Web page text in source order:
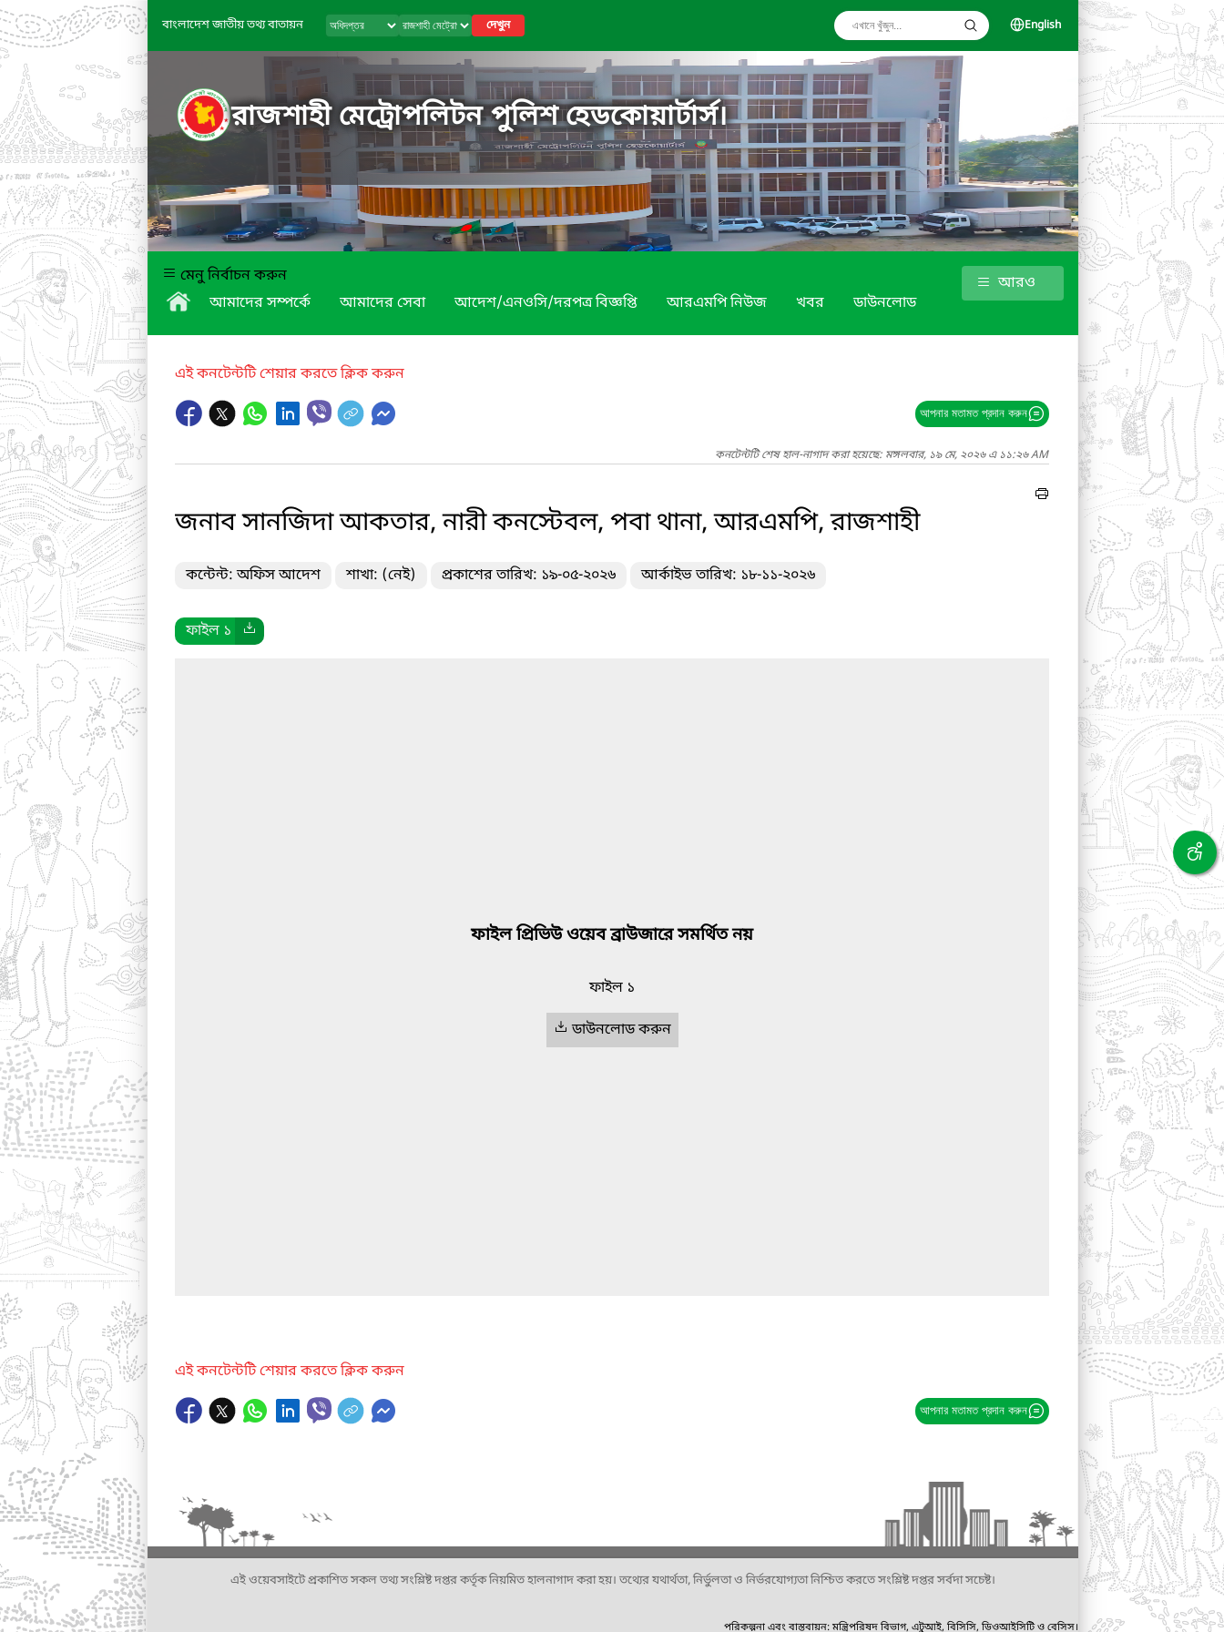
বাংলাদেশ জাতীয় তথ্য বাতায়ন দেখুন English
রাজশাহী মেট্রোপলিটন পুলিশ হেডকোয়ার্টার্স।
মেনু নির্বাচন করুন
আমাদের সম্পর্কে
আমাদের সেবা আদেশ/এনওসি/দরপত্র বিজ্ঞপ্তি আরএমপি নিউজ খবর ডাউনলোড
আরও
এই কনটেন্টটি শেয়ার করতে ক্লিক করুন
আপনার মতামত প্রদান করুন
কনটেন্টটি শেষ হাল-নাগাদ করা হয়েছে: মঙ্গলবার, ১৯ মে, ২০২৬ এ ১১:২৬ AM
জনাব সানজিদা আকতার, নারী কনস্টেবল, পবা থানা, আরএমপি, রাজশাহী
কন্টেন্ট: অফিস আদেশ শাখা: (নেই) প্রকাশের তারিখ: ১৯-০৫-২০২৬ আর্কাইভ তারিখ: ১৮-১১-২০২৬
ফাইল ১
ফাইল প্রিভিউ ওয়েব ব্রাউজারে সমর্থিত নয়
ফাইল ১
ডাউনলোড করুন
এই কনটেন্টটি শেয়ার করতে ক্লিক করুন
আপনার মতামত প্রদান করুন
এই ওয়েবসাইটে প্রকাশিত সকল তথ্য সংশ্লিষ্ট দপ্তর কর্তৃক নিয়মিত হালনাগাদ করা হয়। তথ্যের যথার্থতা, নির্ভুলতা ও নির্ভরযোগ্যতা নিশ্চিত করতে সংশ্লিষ্ট দপ্তর সর্বদা সচেষ্ট।
পরিকল্পনা এবং বাস্তবায়ন: মন্ত্রিপরিষদ বিভাগ, এটুআই, বিসিসি, ডিওআইসিটি ও বেসিস।